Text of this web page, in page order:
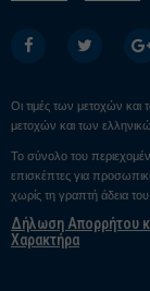
Οι τιμές των μετοχών και
μετοχών και των
Το σύνολο του
επισκέπτες για
χωρίς τη γραπτή άδεια του
Δήλωση Απορρήτου
Χαρακτήρα